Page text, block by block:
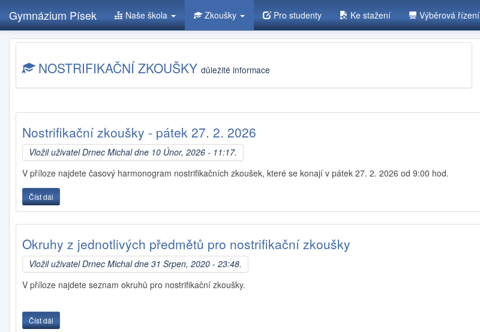
Přejít
hlavnímu
Gymnázium Písek Naše škola Zkoušky Pro studenty Ke stažení Výběrová řízení
NOSTRIFIKAČNÍ ZKOUŠKY důležité informace
Nostrifikační zkoušky - pátek 27. 2. 2026
Vložil uživatelDrnec Michaldne 10 Únor, 2026 - 11:17.
V příloze najdete časový harmonogram nostrifikačních zkoušek, které se konají v pátek 27. 2. 2026 od 9:00 hod.
Číst dál
Okruhy z jednotlivých předmětů pro nostrifikační zkoušky
Vložil uživatelDrnec Michaldne 31 Srpen, 2020 - 23:48.
V příloze najdete seznam okruhů pro nostrifikační zkoušky.
Číst dál